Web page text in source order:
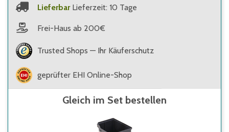
Lieferbar Lieferzeit: 10 Tage
Frei-Haus ab 200€
Trusted Shops — Ihr Käuferschutz
geprüfter EHI Online-Shop
Gleich im Set bestellen